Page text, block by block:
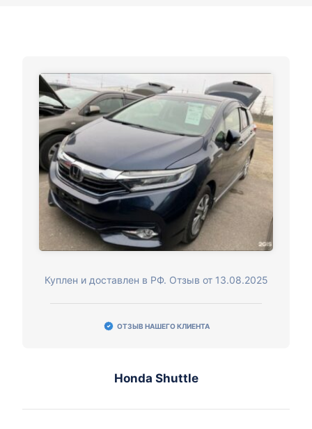
Куплен и доставлен в РФ. Отзыв от 13.08.2025
ОТЗЫВ НАШЕГО КЛИЕНТА
Honda Shuttle